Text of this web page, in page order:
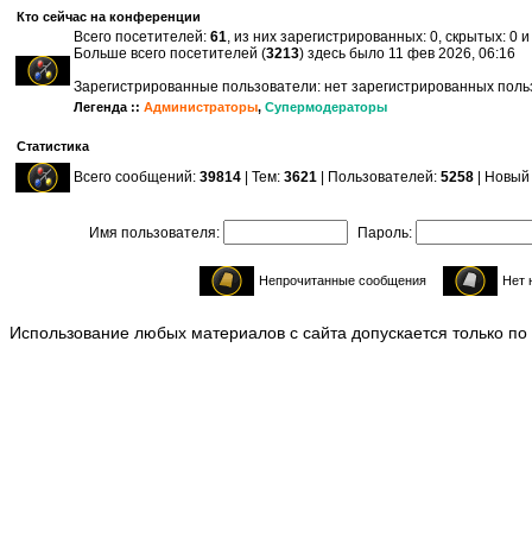
Кто сейчас на конференции
Всего посетителей: 61, из них зарегистрированных: 0, скрытых: 0
Больше всего посетителей (3213) здесь было 11 фев 2026, 06:16
Зарегистрированные пользователи: нет зарегистрированных
Легенда :: Администраторы, Супермодераторы
Статистика
Всего сообщений: 39814 | Тем: 3621 | Пользователей: 5258 |
Имя пользователя: Пароль:
Непрочитанные сообщения Нет
Использование любых материалов с сайта допускается только